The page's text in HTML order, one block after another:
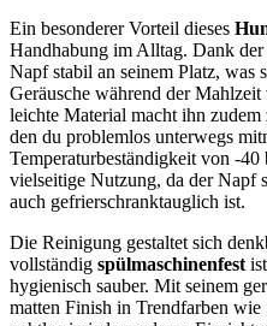
Ein besonderer Vorteil dieses
Handhabung im Alltag. Dank
Napf stabil an seinem Platz, was
Geräusche während der
leichte Material macht ihn zudem
den du problemlos unterwegs
Temperaturbeständigkeit von -
vielseitige Nutzung, da der Napf
auch gefrierschranktauglich ist.
Die Reinigung gestaltet sich
vollständig spülmaschinenfest
hygienisch sauber. Mit seinem
matten Finish in Trendfarben